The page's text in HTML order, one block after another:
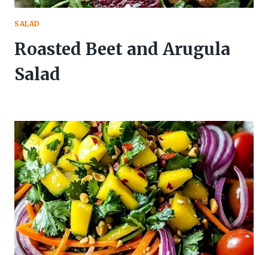
SALAD
Roasted Beet and Arugula
Salad